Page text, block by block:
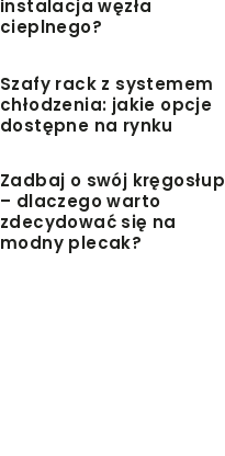
instalacja węzła
cieplnego?
Szafy rack z systemem
chłodzenia: jakie opcje
dostępne na rynku
Zadbaj o swój kręgosłup
– dlaczego warto
zdecydować się na
modny plecak?